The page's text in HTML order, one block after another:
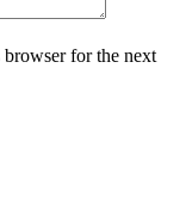
browser for the next